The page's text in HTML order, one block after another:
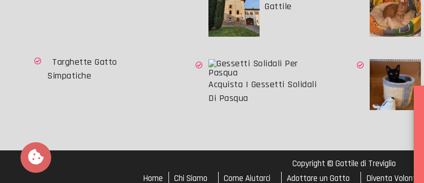
Targhette Gatto
Simpatiche
Gattile
Acquista I Gessetti Solidali
Di Pasqua
Copyright © Gattile di Treviglio
Home
Chi Siamo Come Aiutarci Adottare un Gatto Diventa Volontario